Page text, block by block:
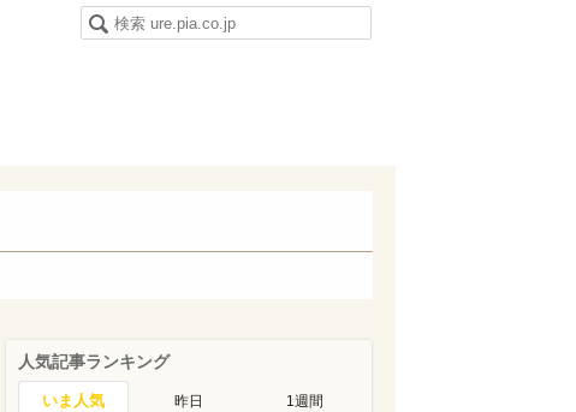
人気記事ランキング
いま人気 昨日 1週間